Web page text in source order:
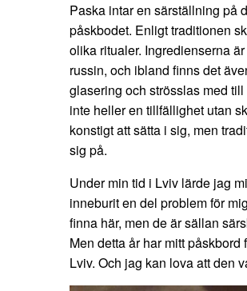
Paska intar en särställning på
påskbodet. Enligt traditionen
olika ritualer. Ingredienserna
russin, och ibland finns det
glasering och strösslas med
inte heller en tillfällighet utan
konstigt att sätta i sig, men
sig på.
Under min tid i Lviv lärde jag
inneburit en del problem för
finna här, men de är sällan
Men detta år har mitt
Lviv. Och jag kan lova att den